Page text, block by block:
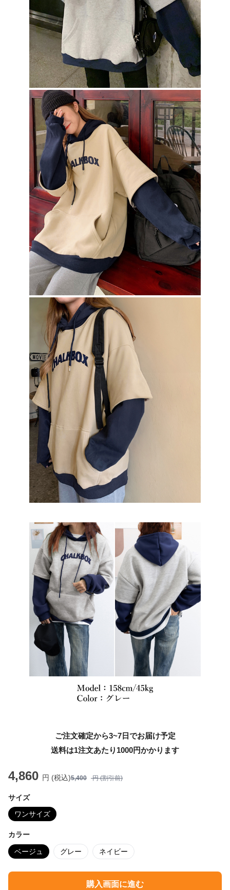
ご注文確定から3~7日でお届け予定
送料は1注文あたり 1000円かかります
4,860 円 (税込)5,400 円 (割引前)
サイズ
ワンサイズ
カラー
ベージュ グレー ネイビー
購入画面に進む